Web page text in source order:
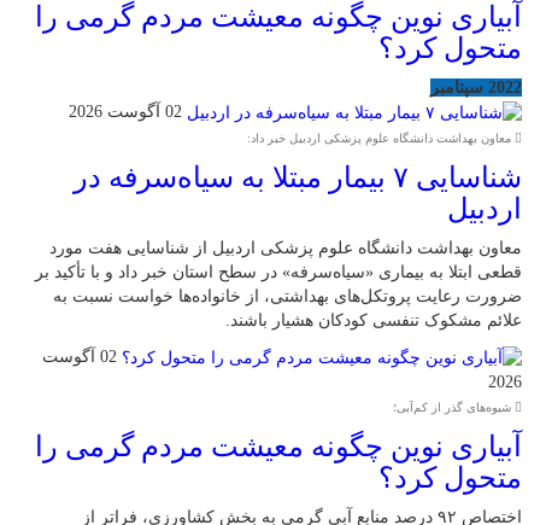
آبیاری نوین چگونه معیشت مردم گرمی را
متحول کرد؟
2022 سپتامبر
02 آگوست 2026
معاون بهداشت دانشگاه علوم پزشکی اردبیل خبر داد:
شناسایی ۷ بیمار مبتلا به سیاه‌سرفه در
اردبیل
معاون بهداشت دانشگاه علوم پزشکی اردبیل از شناسایی هفت مورد
قطعی ابتلا به بیماری «سیاه‌سرفه» در سطح استان خبر داد و با تأکید بر
ضرورت رعایت پروتکل‌های بهداشتی، از خانواده‌ها خواست نسبت به
علائم مشکوک تنفسی کودکان هشیار باشند.
02 آگوست
2026
شیوه‌های گذر از کم‌آبی؛
آبیاری نوین چگونه معیشت مردم گرمی را
متحول کرد؟
اختصاص ۹۲ درصد منابع آبی گرمی به بخش کشاورزی، فراتر از